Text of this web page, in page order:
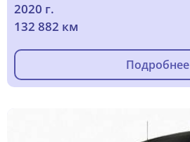
2020 г.
132 882 км
Подробнее